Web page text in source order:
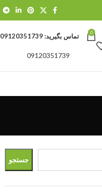
0 تماس بگیرید:09120351739
09120351739
جستجو